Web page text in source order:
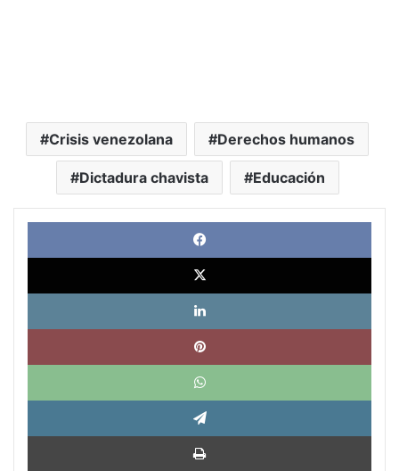
Crisis venezolana Derechos humanos
Dictadura chavista Educación
X